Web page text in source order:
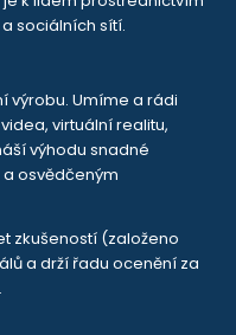
sociálních sítí.
výrobu. Umíme a rádi
virtuální realitu,
výhodu snadné
osvědčeným
zkušeností (založeno
a drží řadu ocenění za